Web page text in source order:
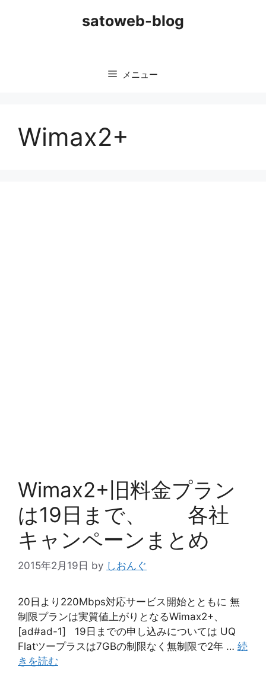
satoweb-blog
メニュー
Wimax2+
Wimax2+旧料金プラン
は19日まで、 各社
キャンペーンまとめ
2015年2月19日 by しおんぐ
20日より220Mbps対応サービス開始とともに 無
制限プランは実質値上がりとなるWimax2+、
[ad#ad-1] 19日までの申し込みについては UQ
Flatツープラスは7GBの制限なく無制限で2年 … 続
きを読む